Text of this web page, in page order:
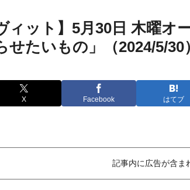
ィット】5月30日 木曜
せたいもの」（2024/5/30）
X Facebook はてブ
記事内に広告が含ま